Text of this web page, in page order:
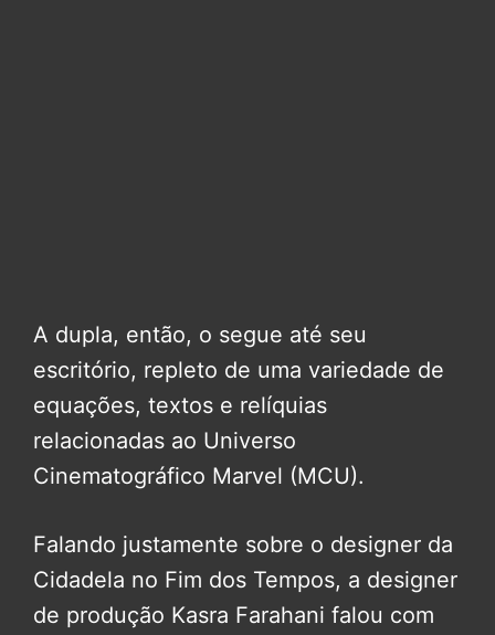
A dupla, então, o segue até seu
escritório, repleto de uma variedade de
equações, textos e relíquias
relacionadas ao Universo
Cinematográfico Marvel (MCU).
Falando justamente sobre o designer da
Cidadela no Fim dos Tempos, a designer
de produção Kasra Farahani falou com